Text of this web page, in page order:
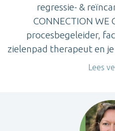
regressie- &
CONNECTION WE
procesbegeleider,
zielenpad therapeut en je
Lees